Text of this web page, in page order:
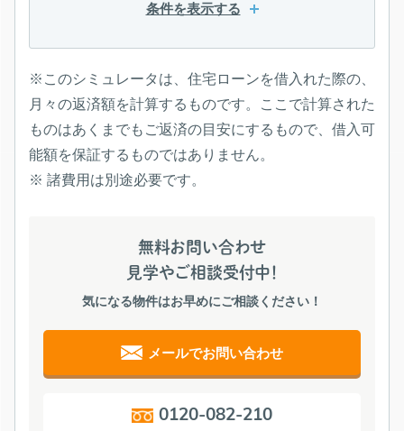
条件を表示する
※このシミュレータは、住宅ローンを借入れた際の、
月々の返済額を計算するものです。ここで計算された
ものはあくまでもご返済の目安にするもので、借入可
能額を保証するものではありません。
※ 諸費用は別途必要です。
無料お問い合わせ
見学やご相談受付中！
気になる物件はお早めにご相談ください！
メールでお問い合わせ
0120-082-210